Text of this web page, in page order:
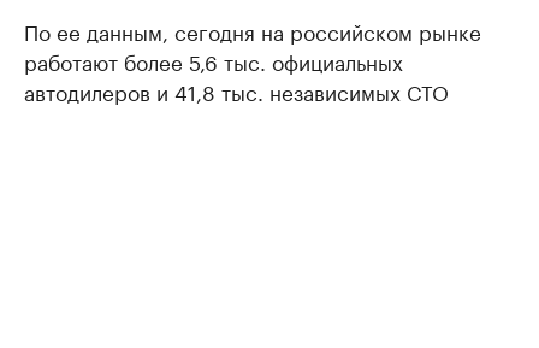
По ее данным, сегодня на российском рынке
работают более 5,6 тыс. официальных
автодилеров и 41,8 тыс. независимых СТО